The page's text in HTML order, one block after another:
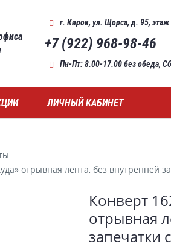
г. Киров, ул. Щорса, д. 95, этаж
+7 (922) 968-98-46
Пн-Пт: 8.00-17.00 без обеда,
ЛИЧНЫЙ КАБИНЕТ
отрывная лента, без внутренней
Конверт
отрывная
запечатки